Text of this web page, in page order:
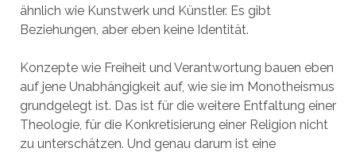
ähnlich wie Kunstwerk und Künstler. Es gibt
Beziehungen, aber eben keine Identität.
Konzepte wie Freiheit und Verantwortung bauen eben
auf jene Unabhängigkeit auf, wie sie im Monotheismus
grundgelegt ist. Das ist für die weitere Entfaltung einer
Theologie, für die Konkretisierung einer Religion nicht
zu unterschätzen. Und genau darum ist eine